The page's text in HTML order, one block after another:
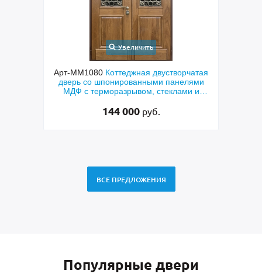
Увеличить
Арт-ММ1080 Коттеджная двустворчатая
дверь со шпонированными панелями
МДФ с терморазрывом, стеклами и
144 000 руб.
ВСЕ ПРЕДЛОЖЕНИЯ
Популярные двери